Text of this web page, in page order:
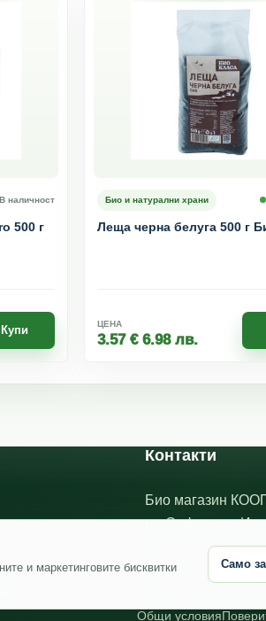
наличност
500 г
Купи
Био и натурални храни
Леща черна белуга 500 г
ЦЕНА
3.57 € 6.98 лв.
Контакти
Био магазин
гр. София, ул.
Общи условия
и маркетинговите бисквитки
Само